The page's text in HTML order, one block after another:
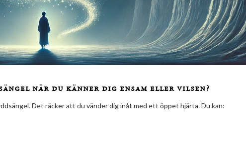
när du känner dig ensam eller vilsen?
Det räcker att du vänder dig inåt med ett öppet hjärta. Du kan: